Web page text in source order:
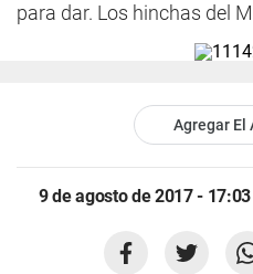
para dar. Los hinchas del
Agregar El
9 de agosto de 2017 - 17:03